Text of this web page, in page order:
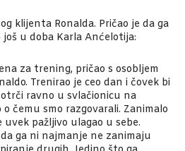
klijenta Ronalda. Pričao je da ga
još u doba Karla Anćelotija:
za trening, pričao s osobljem
Trenirao je ceo dan i čovek bi
ravno u svlačionicu na
čemu smo razgovarali. Zanimalo
uvek pažljivo ulagao u sebe.
ga ni najmanje ne zanimaju